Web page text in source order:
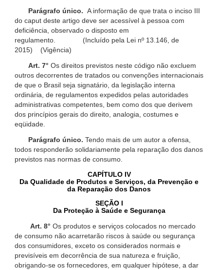
Parágrafo único. A informação de que trata o inciso III
do caput deste artigo deve ser acessível à pessoa com
deficiência, observado o disposto em
regulamento. (Incluído pela Lei nº 13.146, de
2015) (Vigência)
Art. 7° Os direitos previstos neste código não excluem
outros decorrentes de tratados ou convenções internacionais
de que o Brasil seja signatário, da legislação interna
ordinária, de regulamentos expedidos pelas autoridades
administrativas competentes, bem como dos que derivem
dos princípios gerais do direito, analogia, costumes e
eqüidade.
Parágrafo único. Tendo mais de um autor a ofensa,
todos responderão solidariamente pela reparação dos danos
previstos nas normas de consumo.
CAPÍTULO IV
Da Qualidade de Produtos e Serviços, da Prevenção e
da Reparação dos Danos
SEÇÃO I
Da Proteção à Saúde e Segurança
Art. 8° Os produtos e serviços colocados no mercado
de consumo não acarretarão riscos à saúde ou segurança
dos consumidores, exceto os considerados normais e
previsíveis em decorrência de sua natureza e fruição,
obrigando-se os fornecedores, em qualquer hipótese, a dar